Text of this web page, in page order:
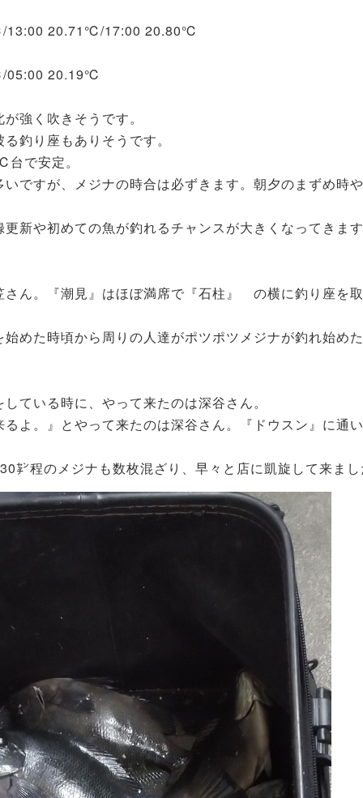
20.71℃/17:00 20.80℃
05:00 20.19℃
強く吹きそうです。
釣り座もありそうです。
で安定。
ですが、メジナの時合は必ずきます。朝夕のまずめ時
新や初めての魚が釣れるチャンスが大きくなってきま
さん。『潮見』はほぼ満席で『石柱』 の横に釣り座を
めた時頃から周りの人達がポツポツメジナが釣れ始め
ている時に、やって来たのは深谷さん。
よ。』とやって来たのは深谷さん。『ドウスン』に通
㌢程のメジナも数枚混ざり、早々と店に凱旋して来ま